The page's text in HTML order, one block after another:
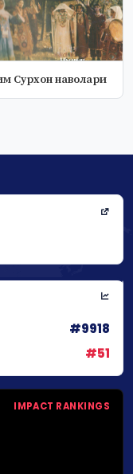
Сурхон наволари
#9918
#51
IMPACT RANKINGS